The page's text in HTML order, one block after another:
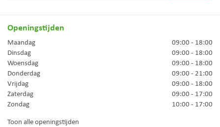
Openingstijden
Maandag
09:00 - 18:00
Dinsdag
09:00 - 18:00
Woensdag
09:00 - 18:00
Donderdag
09:00 - 21:00
Vrijdag
09:00 - 18:00
Zaterdag
09:00 - 17:00
Zondag
10:00 - 17:00
Toon alle openingstijden